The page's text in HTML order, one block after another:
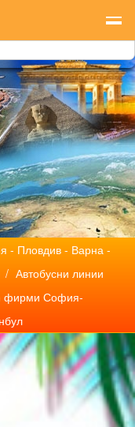
- Пловдив - Варна -
/ Автобусни линии
фирми София-